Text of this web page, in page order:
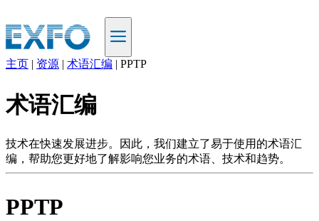
产
解
决
案
主页 | 资源 | 术语汇编 | PPTP
术语汇编
技术在快速发展进步。因此，我们建立了易于使用的术语汇
编，帮助您更好地了解影响您业务的术语、技术和趋势。
PPTP